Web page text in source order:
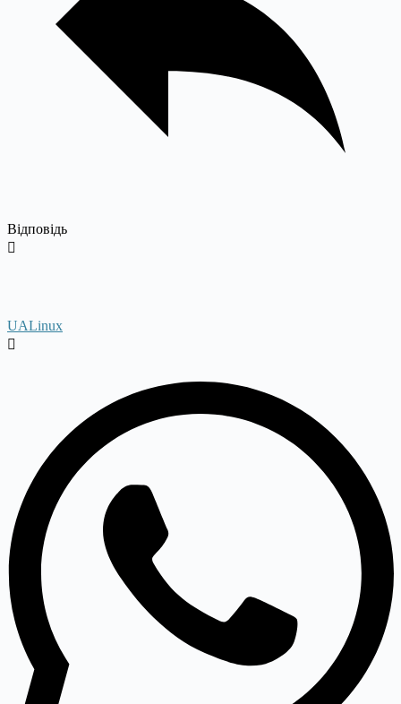
Відповідь
UALinux